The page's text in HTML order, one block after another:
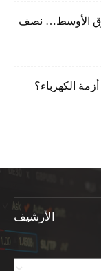
الأوسط… نصف
الكهرباء؟
الأرشيف